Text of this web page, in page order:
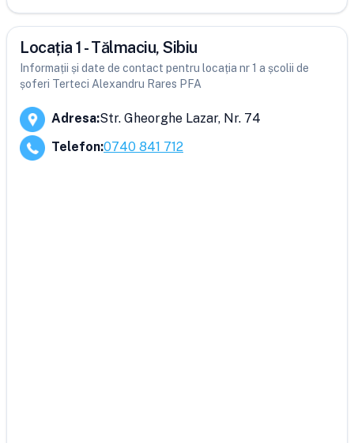
Locația 1 - Tălmaciu, Sibiu
Informații și date de contact pentru locația nr 1 a școlii de
șoferi Terteci Alexandru Rares PFA
Adresa:Str. Gheorghe Lazar, Nr. 74
Telefon:0740 841 712